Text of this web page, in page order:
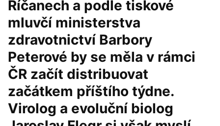
Říčanech a podle tiskové
mluvčí ministerstva
zdravotnictví Barbory
Peterové by se měla v rámci
ČR začít distribuovat
začátkem příštího týdne.
Virolog a evoluční biolog